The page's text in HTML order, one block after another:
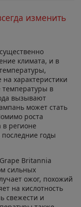
изменить
климата, и в
характеристики
температуры в
вызывают
может стать
роста
регионе
последние годы
Britannia
сильных
ожог, похожий
на кислотность
свежести и